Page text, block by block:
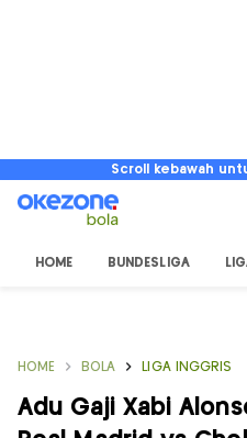
Scroll kebawah
HOME BUNDESLIGA
HOME BOLA LIGA INGGRIS
Adu Gaji Xabi